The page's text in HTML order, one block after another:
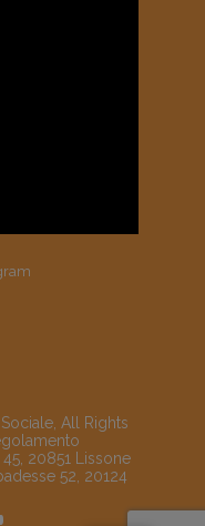
All Rights
20851 Lissone
52, 20124